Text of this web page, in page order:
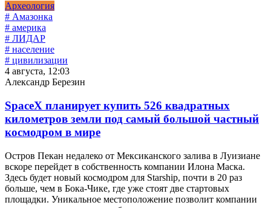
Археология
# Амазонка
# америка
# ЛИДАР
# население
# цивилизации
4 августа, 12:03
Александр Березин
SpaceX планирует купить 526 квадратных
километров земли под самый большой частный
космодром в мире
Остров Пекан недалеко от Мексиканского залива в Луизиане
вскоре перейдет в собственность компании Илона Маска.
Здесь будет новый космодром для Starship, почти в 20 раз
больше, чем в Бока-Чике, где уже стоят две стартовых
площадки. Уникальное местоположение позволит компании